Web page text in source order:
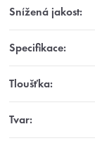
Snížená jakost:
Specifikace:
Tloušťka:
Tvar: